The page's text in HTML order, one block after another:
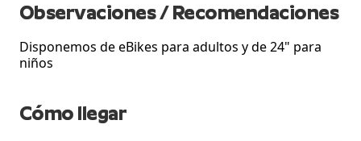
Observaciones / Recomendaciones
Disponemos de eBikes para adultos y de 24" para
niños
Cómo llegar